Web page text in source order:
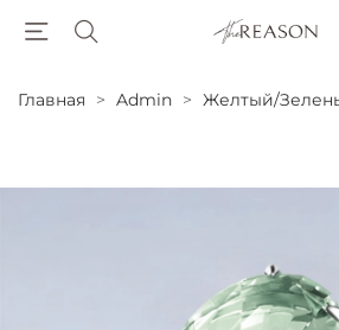
Главная Admin Желтый/